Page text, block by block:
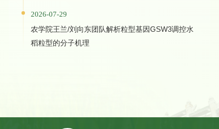
2026-07-29
农学院王兰/刘向东团队解析粒型基因GSW3调控水
稻粒型的分子机理